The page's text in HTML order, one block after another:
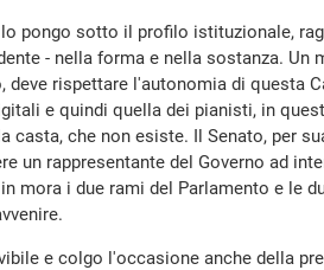
pongo sotto il profilo istituzionale,
- nella forma e nella sostanza. Un
deve rispettare l'autonomia di questa
e quindi quella dei pianisti, in
casta, che non esiste. Il Senato, per
un rappresentante del Governo ad
mora i due rami del Parlamento e le
e colgo l'occasione anche della